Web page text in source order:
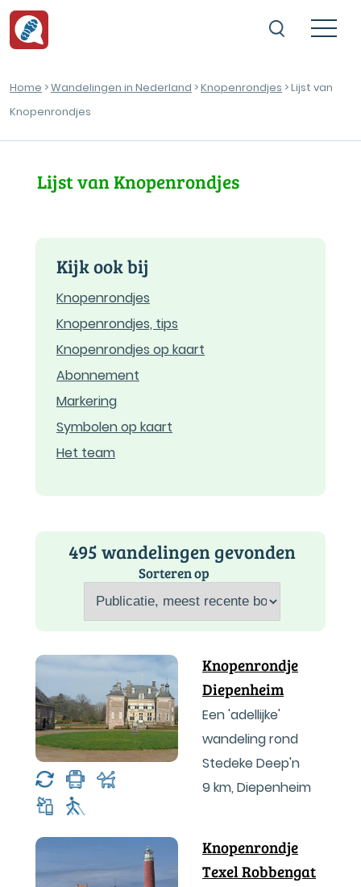
Home >Wandelingen in Nederland >Knopenrondjes > Lijst van
Knopenrondjes
Lijst van Knopenrondjes
Kijk ook bij
Knopenrondjes
Knopenrondjes, tips
Knopenrondjes op kaart
Abonnement
Markering
Symbolen op kaart
Het team
495 wandelingen gevonden
Sorteren op
Knopenrondje
Diepenheim
Een 'adellijke'
wandeling rond
Stedeke Deep'n
9 km, Diepenheim
Knopenrondje
Texel Robbengat